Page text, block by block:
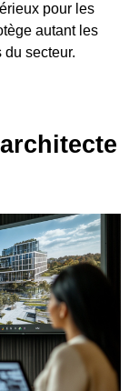
pour les
autant les
secteur.